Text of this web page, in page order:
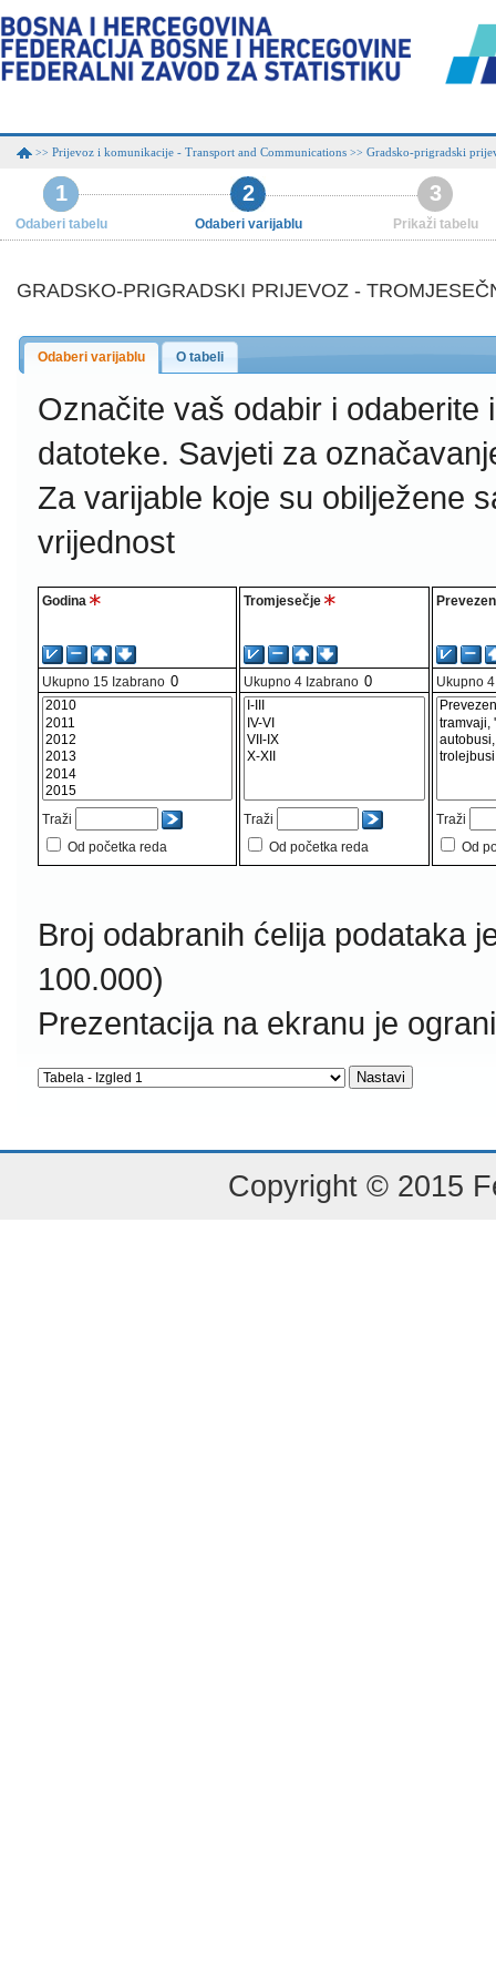
>> Prijevoz i komunikacije - Transport and Communications >> Gradsko-prigradski
1
Odaberi tabelu
2
Odaberi varijablu
3
Prikaži tabelu
GRADSKO-PRIGRADSKI PRIJEVOZ -
Odaberi varijablu O tabeli
Označite vaš odabir i
datoteke. Savjeti za
Za varijable koje su obilježene
vrijednost
Godina
Ukupno 15 Izabrano
Traži
Od početka reda
Tromjesečje
Ukupno 4 Izabrano
Traži
Od početka reda
Ukupno 4
Traži
Od
Broj odabranih ćelija podataka
100.000)
Prezentacija na ekranu je
Copyright © 2015